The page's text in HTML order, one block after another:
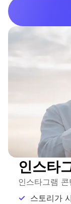
인스타
인스타그램
스토리가